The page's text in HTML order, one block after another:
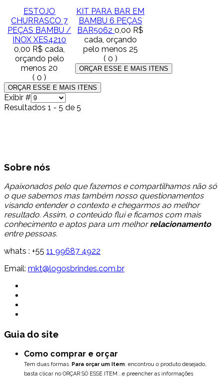
ESTOJO
CHURRASCO 7
PEÇAS BAMBU /
INOX XES4210
0,00 R$ cada,
orçando pelo
menos 20
( 0 )
KIT PARA BAR EM
BAMBU 6 PEÇAS
BAR50620,00 R$
cada, orçando
pelo menos 25
( 0 )
Exibir #
Resultados 1 - 5 de 5
Sobre nós
Apaixonados pelo que fazemos e compartilhamos não só
o que sabemos mas também nosso questionamentos
visando entender o contexto e chegarmos ao melhor
resultado. Assim, o conteúdo flui e ficamos com mais
conhecimento e aptos para um melhorrelacionamento
entre pessoas.
whats : +55 11 99687 4922
Email: mkt@logosbrindes.com.br
Guia do site
Como comprar e orçar
Tem duas formas. Para orçar um Item: encontrou o produto desejado,
basta clicar no ORÇAR SÓ ESSE ITEM...e preencher as informações